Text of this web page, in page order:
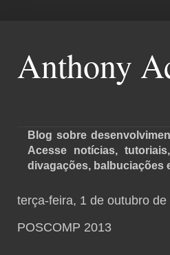
Anthony
Blog sobre
Acesse notícias,
divagações, balbuciações
terça-feira, 1 de outubro de
POSCOMP 2013